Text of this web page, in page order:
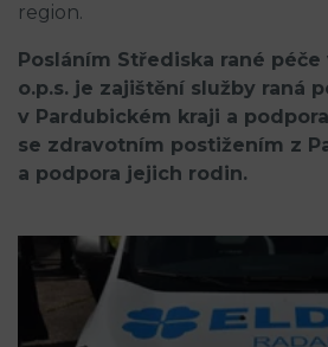
region.
Posláním Střediska rané
o.p.s. je zajištění služby raná
v Pardubickém kraji a
se zdravotním postižením z
a podpora jejich rodin.